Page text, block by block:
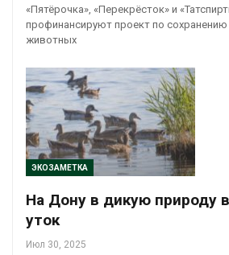
«Пятёрочка», «Перекрёсток» и
профинансируют проект по сохранению
животных
ЭКОЗАМЕТКА
На Дону в дикую природу
уток
Июл 30, 2025